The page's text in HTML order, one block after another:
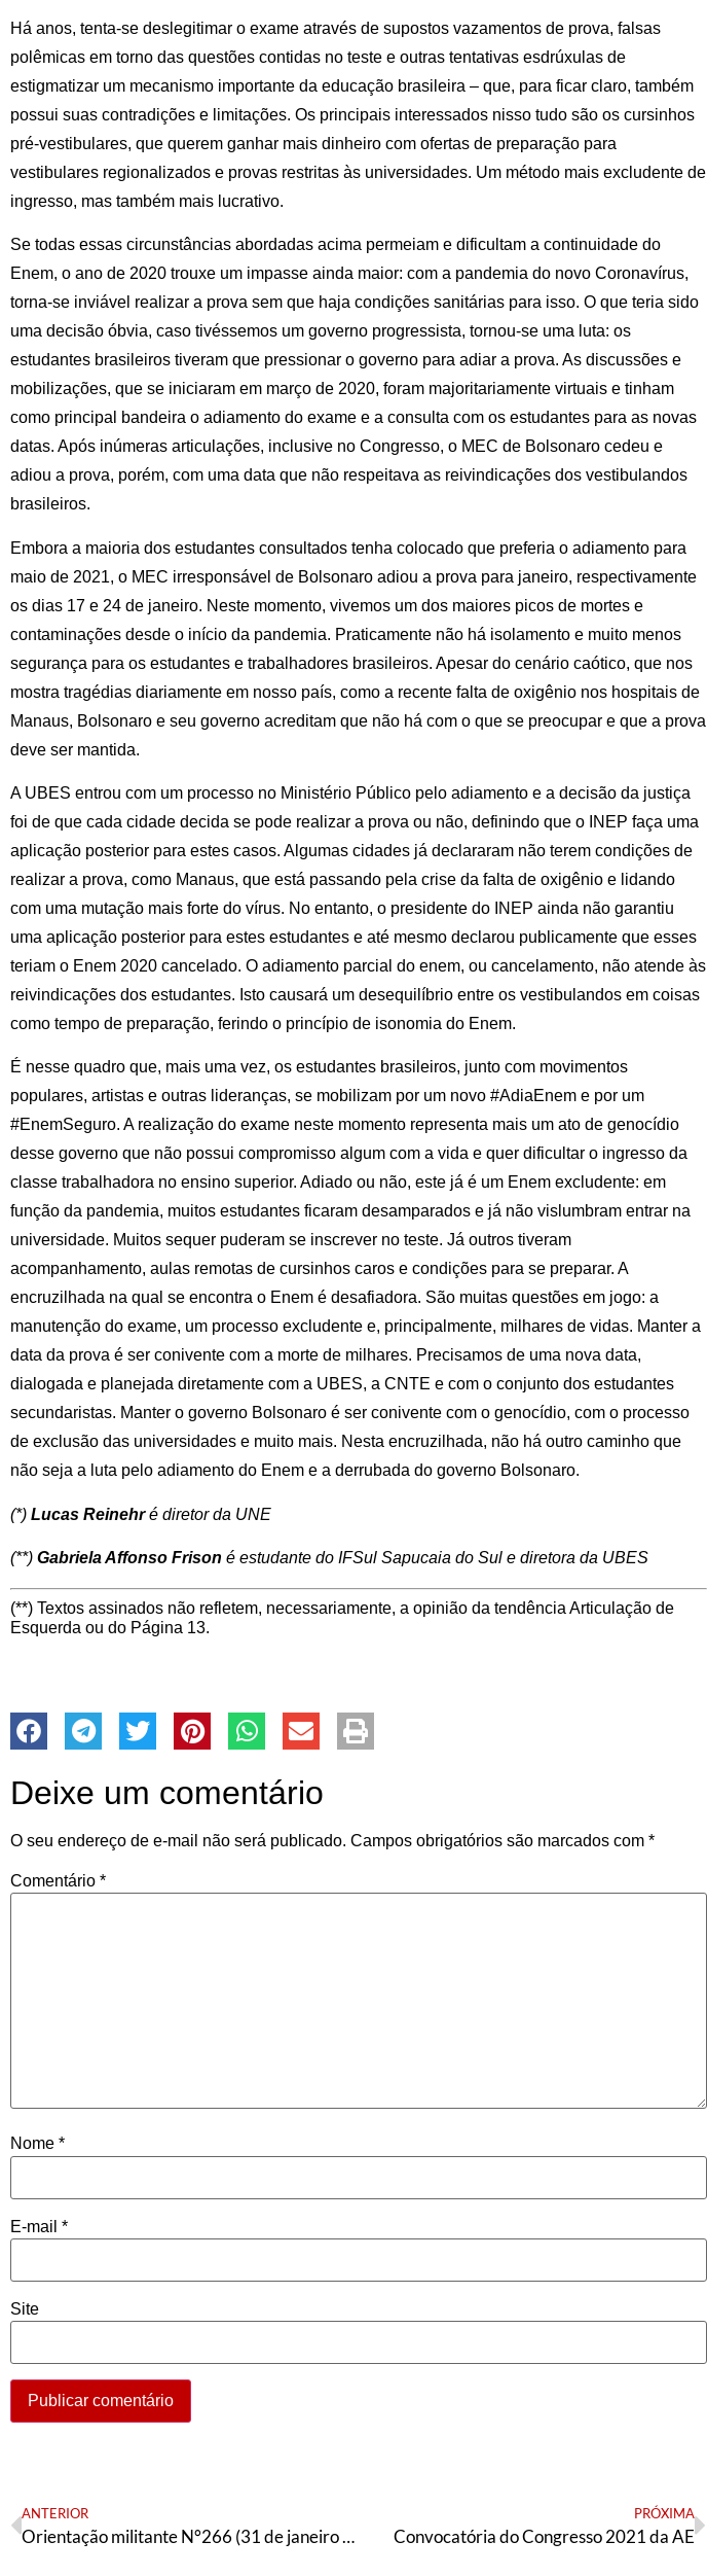
Há anos, tenta-se deslegitimar o exame através de supostos vazamentos de prova, falsas
polêmicas em torno das questões contidas no teste e outras tentativas esdrúxulas de
estigmatizar um mecanismo importante da educação brasileira – que, para ficar claro, também
possui suas contradições e limitações. Os principais interessados nisso tudo são os cursinhos
pré-vestibulares, que querem ganhar mais dinheiro com ofertas de preparação para
vestibulares regionalizados e provas restritas às universidades. Um método mais excludente de
ingresso, mas também mais lucrativo.
Se todas essas circunstâncias abordadas acima permeiam e dificultam a continuidade do
Enem, o ano de 2020 trouxe um impasse ainda maior: com a pandemia do novo Coronavírus,
torna-se inviável realizar a prova sem que haja condições sanitárias para isso. O que teria sido
uma decisão óbvia, caso tivéssemos um governo progressista, tornou-se uma luta: os
estudantes brasileiros tiveram que pressionar o governo para adiar a prova. As discussões e
mobilizações, que se iniciaram em março de 2020, foram majoritariamente virtuais e tinham
como principal bandeira o adiamento do exame e a consulta com os estudantes para as novas
datas. Após inúmeras articulações, inclusive no Congresso, o MEC de Bolsonaro cedeu e
adiou a prova, porém, com uma data que não respeitava as reivindicações dos vestibulandos
brasileiros.
Embora a maioria dos estudantes consultados tenha colocado que preferia o adiamento para
maio de 2021, o MEC irresponsável de Bolsonaro adiou a prova para janeiro, respectivamente
os dias 17 e 24 de janeiro. Neste momento, vivemos um dos maiores picos de mortes e
contaminações desde o início da pandemia. Praticamente não há isolamento e muito menos
segurança para os estudantes e trabalhadores brasileiros. Apesar do cenário caótico, que nos
mostra tragédias diariamente em nosso país, como a recente falta de oxigênio nos hospitais de
Manaus, Bolsonaro e seu governo acreditam que não há com o que se preocupar e que a prova
deve ser mantida.
A UBES entrou com um processo no Ministério Público pelo adiamento e a decisão da justiça
foi de que cada cidade decida se pode realizar a prova ou não, definindo que o INEP faça uma
aplicação posterior para estes casos. Algumas cidades já declararam não terem condições de
realizar a prova, como Manaus, que está passando pela crise da falta de oxigênio e lidando
com uma mutação mais forte do vírus. No entanto, o presidente do INEP ainda não garantiu
uma aplicação posterior para estes estudantes e até mesmo declarou publicamente que esses
teriam o Enem 2020 cancelado. O adiamento parcial do enem, ou cancelamento, não atende às
reivindicações dos estudantes. Isto causará um desequilíbrio entre os vestibulandos em coisas
como tempo de preparação, ferindo o princípio de isonomia do Enem.
É nesse quadro que, mais uma vez, os estudantes brasileiros, junto com movimentos
populares, artistas e outras lideranças, se mobilizam por um novo #AdiaEnem e por um
#EnemSeguro. A realização do exame neste momento representa mais um ato de genocídio
desse governo que não possui compromisso algum com a vida e quer dificultar o ingresso da
classe trabalhadora no ensino superior. Adiado ou não, este já é um Enem excludente: em
função da pandemia, muitos estudantes ficaram desamparados e já não vislumbram entrar na
universidade. Muitos sequer puderam se inscrever no teste. Já outros tiveram
acompanhamento, aulas remotas de cursinhos caros e condições para se preparar. A
encruzilhada na qual se encontra o Enem é desafiadora. São muitas questões em jogo: a
manutenção do exame, um processo excludente e, principalmente, milhares de vidas. Manter a
data da prova é ser conivente com a morte de milhares. Precisamos de uma nova data,
dialogada e planejada diretamente com a UBES, a CNTE e com o conjunto dos estudantes
secundaristas. Manter o governo Bolsonaro é ser conivente com o genocídio, com o processo
de exclusão das universidades e muito mais. Nesta encruzilhada, não há outro caminho que
não seja a luta pelo adiamento do Enem e a derrubada do governo Bolsonaro.
(*) Lucas Reinehré diretor da UNE
(**) Gabriela Affonso Frison é estudante do IFSul Sapucaia do Sul e diretora da UBES
(**) Textos assinados não refletem, necessariamente, a opinião da tendência Articulação de
Esquerda ou do Página 13.
Deixe um comentário
O seu endereço de e-mail não será publicado. Campos obrigatórios são marcados com *
Comentário *
Nome *
E-mail *
Site
ANTERIOR
Orientação militante N°266 (31 de janeiro de 2021)
PRÓXIMA
Convocatória do Congresso 2021 da AE